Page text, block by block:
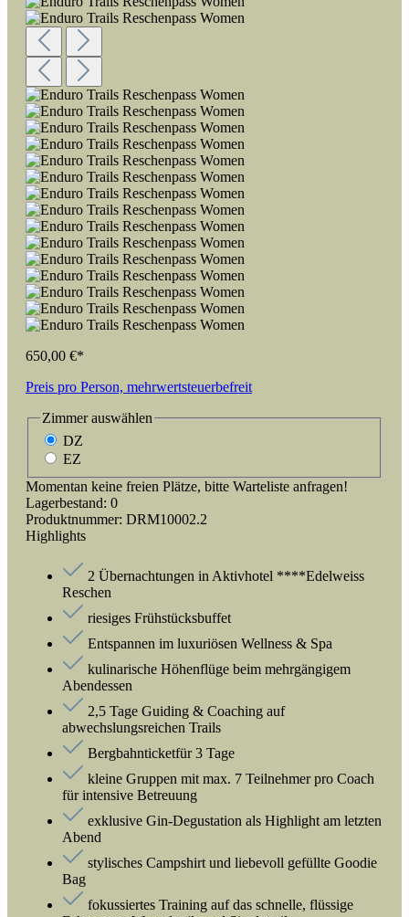
650,00 €*
Preis pro Person, mehrwertsteuerbefreit
Zimmerauswählen
DZ
EZ
Momentan keine freien Plätze, bitte Warteliste anfragen!
Lagerbestand: 0
Produktnummer: DRM10002.2
Highlights
2 Übernachtungen in Aktivhotel ****Edelweiss
Reschen
riesiges Frühstücksbuffet
Entspannen im luxuriösen Wellness & Spa
kulinarische Höhenflüge beim mehrgängigem
Abendessen
2,5 Tage Guiding & Coaching auf
abwechslungsreichen Trails
Bergbahnticketfür 3 Tage
kleine Gruppen mit max. 7 Teilnehmer pro Coach
für intensive Betreuung
exklusive Gin-Degustation als Highlight am letzten
Abend
stylisches Campshirt und liebevoll gefüllte Goodie
Bag
fokussiertes Training auf das schnelle, flüssige